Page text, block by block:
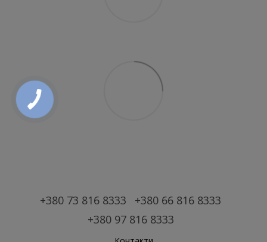
+380 73 816 8333
+380 66 816 8333
+380 97 816 8333